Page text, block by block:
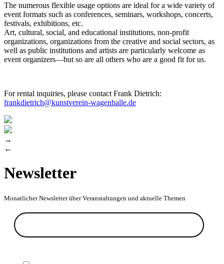
The numerous flexible usage options are ideal for a wide variety of
event formats such as conferences, seminars, workshops, concerts,
festivals, exhibitions, etc.
Art, cultural, social, and educational institutions, non-profit
organizations, organizations from the creative and social sectors, as
well as public institutions and artists are particularly welcome as
event organizers—but so are all others who are a good fit for us.
For rental inquiries, please contact Frank Dietrich:
frankdietrich@kunstverein-wagenhalle.de
→
←
Newsletter
Monatlicher Newsletter über Veranstaltungen und aktuelle Themen